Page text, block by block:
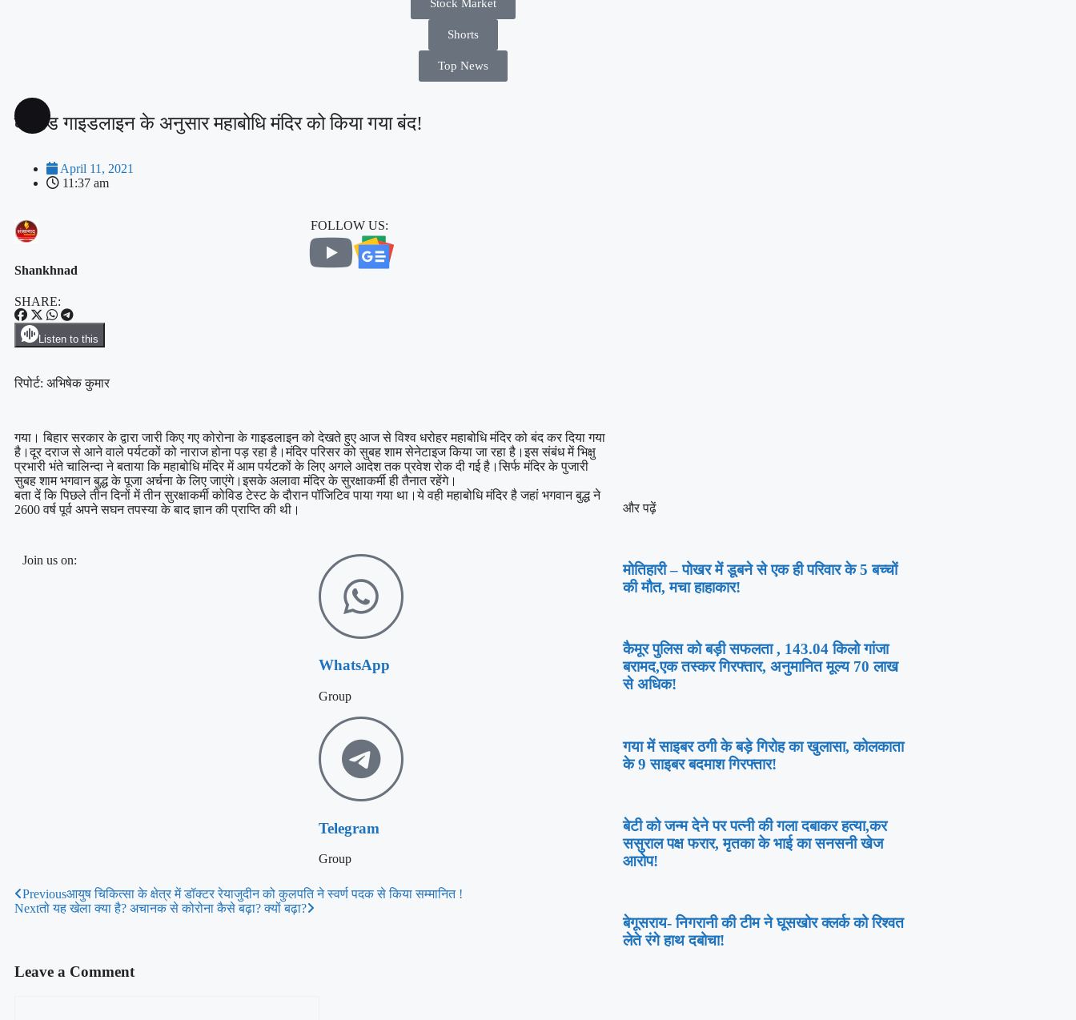
Stock Market
Shorts
Top News
कोविड गाइडलाइन के अनुसार महाबोधि मंदिर को किया गया बंद!
April 11, 2021
11:37 am
Shankhnad
FOLLOW US:
SHARE:
Listen to this
रिपोर्ट: अभिषेक कुमार
गया। बिहार सरकार के द्वारा जारी किए गए कोरोना के गाइडलाइन को देखते हुए आज से विश्व धरोहर महाबोधि मंदिर को बंद कर दिया गया
है।दूर दराज से आने वाले पर्यटकों को नाराज होना पड़ रहा है।मंदिर परिसर को सुबह शाम सेनेटाइज किया जा रहा है।इस संबंध में भिक्षु
प्रभारी भंते चालिन्दा ने बताया कि महाबोधि मंदिर में आम पर्यटकों के लिए अगले आदेश तक प्रवेश रोक दी गई है।सिर्फ मंदिर के पुजारी
सुबह शाम भगवान बुद्ध के पूजा अर्चना के लिए जाएंगे।इसके अलावा मंदिर के सुरक्षाकर्मी ही तैनात रहेंगे।
बता दें कि पिछले तीन दिनों में तीन सुरक्षाकर्मी कोविड टेस्ट के दौरान पॉजिटिव पाया गया था।ये वही महाबोधि मंदिर है जहां भगवान बुद्ध ने
2600 वर्ष पूर्व अपने सघन तपस्या के बाद ज्ञान की प्राप्ति की थी।
Join us on:
WhatsApp
Group
Telegram
Group
Previousआयुष चिकित्सा के क्षेत्र में डॉक्टर रेयाजुदीन को कुलपति ने स्वर्ण पदक से किया सम्मानित !
Nextतो यह खेला क्‍या है? अचानक से कोरोना कैसे बढ़ा? क्यों बढ़ा?
Leave a Comment
और पढ़ें
मोतिहारी – पोखर में डूबने से एक ही परिवार के 5 बच्चों
की मौत, मचा हाहाकार!
कैमूर पुलिस को बड़ी सफलता , 143.04 किलो गांजा
बरामद,एक तस्कर गिरफ्तार, अनुमानित मूल्य 70 लाख
से अधिक!
गया में साइबर ठगी के बड़े गिरोह का खुलासा, कोलकाता
के 9 साइबर बदमाश गिरफ्तार!
बेटी को जन्म देने पर पत्नी की गला दबाकर हत्या,कर
ससुराल पक्ष फरार, मृतका के भाई का सनसनी खेज
आरोप!
बेगूसराय- निगरानी की टीम ने घूसखोर क्लर्क को रिश्वत
लेते रंगे हाथ दबोचा!